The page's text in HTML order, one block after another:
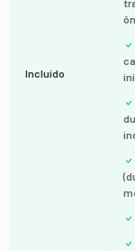
Incluído